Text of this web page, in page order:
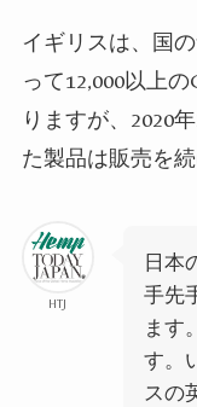
イギリスは、国
って12,000以上
りますが、2020
た製品は販売を
HTJ
日本
手先
ます
す。
スの